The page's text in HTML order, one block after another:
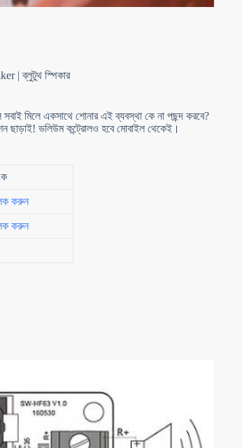
| ব্লুটুথ স্পিকার
মিলে একসাথে শোনার এই ব্যবস্থা কে না পছন্দ করবে?
ছাড়াই! ভলিউম কন্ট্রোলও হবে মোবাইল থেকেই।
করুন
করুন